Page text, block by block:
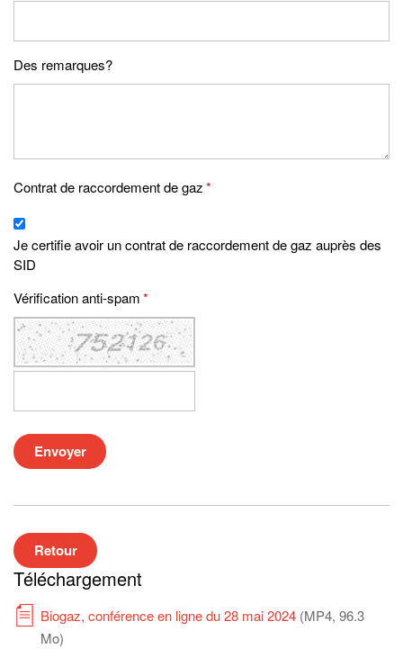
Des remarques?
Contrat de raccordement de gaz*
Je certifie avoir un contrat de raccordement de gaz auprès des
SID
Vérification anti-spam*
Envoyer
Retour
Téléchargement
Biogaz, conférence en ligne du 28 mai 2024 (MP4, 96.3
Mo)